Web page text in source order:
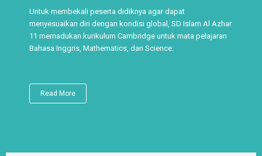
Untuk membekali peserta didiknya agar dapat
menyesuaikan diri dengan kondisi global, SD Islam Al Azhar
11 memadukan kurikulum Cambridge untuk mata pelajaran
Bahasa Inggris, Mathematics, dan Science.
Read More